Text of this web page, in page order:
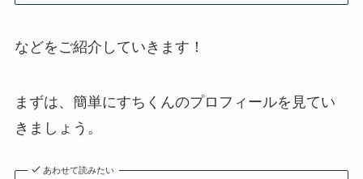
などをご紹介していきます！
まずは、簡単にすちくんのプロフィールを見てい
きましょう。
あわせて読みたい